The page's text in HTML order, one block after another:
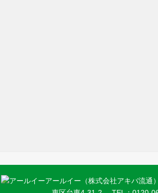
アールイー（株式会社アキバ流通